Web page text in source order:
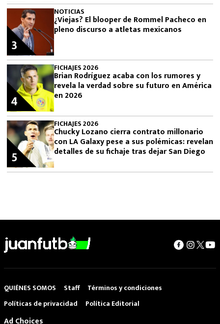
NOTICIAS
¿Viejas? El blooper de Rommel Pacheco en
pleno discurso a atletas mexicanos
3
FICHAJES 2026
Brian Rodríguez acaba con los rumores y
revela la verdad sobre su futuro en América
en 2026
4
FICHAJES 2026
Chucky Lozano cierra contrato millonario
con LA Galaxy pese a sus polémicas: revelan
detalles de su fichaje tras dejar San Diego
5
QUIÉNES SOMOS Staff
Términos y condiciones
Políticas de privacidad
Política Editorial
Ad Choices